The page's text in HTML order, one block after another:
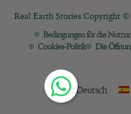
Real Earth Stories Copyright
Bedingungen für die
Cookies-Politik
Die
Deutsch